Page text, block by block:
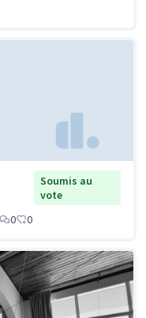
Soumis au
vote
0 0